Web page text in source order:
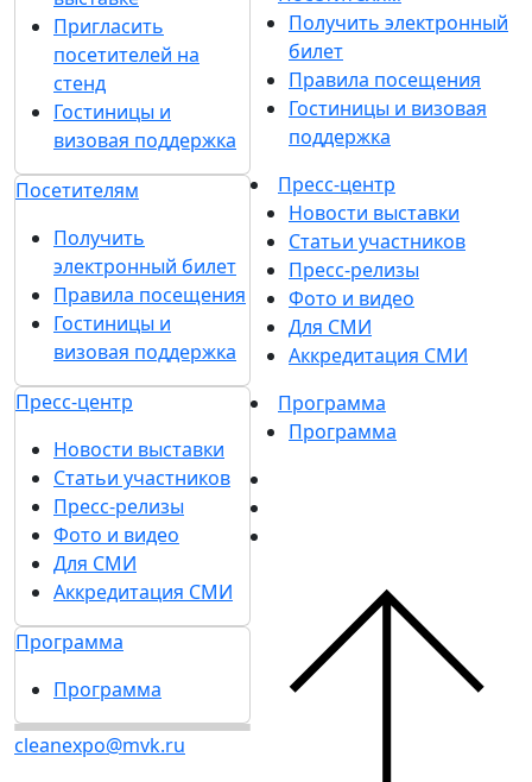
Пригласить
посетителей на
стенд
Гостиницы и
визовая поддержка
Посетителям
Получить
электронный билет
Правила посещения
Гостиницы и
визовая поддержка
Пресс-центр
Новости выставки
Статьи участников
Пресс-релизы
Фото и видео
Для СМИ
Аккредитация СМИ
Программа
Программа
cleanexpo@mvk.ru
Получить электронный
билет
Правила посещения
Гостиницы и визовая
поддержка
Пресс-центр
Новости выставки
Статьи участников
Пресс-релизы
Фото и видео
Для СМИ
Аккредитация СМИ
Программа
Программа